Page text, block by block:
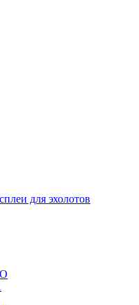
для эхолотов